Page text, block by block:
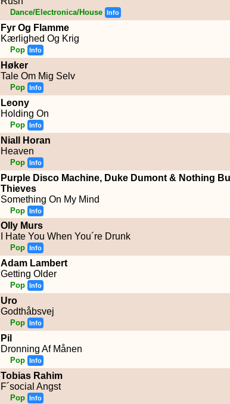
Dance/Electronica/House Info
Fyr Og Flamme
Kærlighed Og Krig
Pop Info
Høker
Tale Om Mig Selv
Pop Info
Leony
Holding On
Pop Info
Niall Horan
Heaven
Pop Info
Purple Disco Machine, Duke Dumont & Nothing
Thieves
Something On My Mind
Pop Info
Olly Murs
I Hate You When You´re Drunk
Pop Info
Adam Lambert
Getting Older
Pop Info
Uro
Godthåbsvej
Pop Info
Pil
Dronning Af Månen
Pop Info
Tobias Rahim
F´social Angst
Pop Info